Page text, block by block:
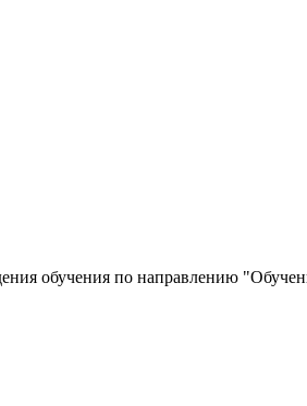
обучения по направлению